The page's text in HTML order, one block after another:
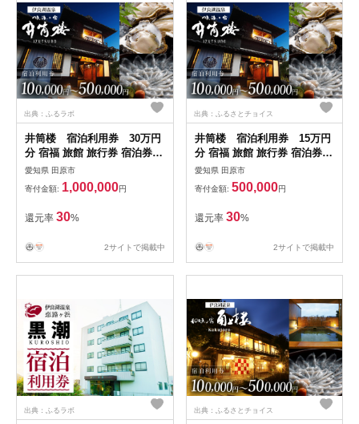
出典：ふるラボ
井筒楼 宿泊利用券 30万円
分 宿福 旅館 旅行券 宿泊券
観光 愛知県 田原市 老舗宿 モ
ダンレトロ 露天風呂 大浴場
伊良湖温泉 1000000円
愛知県 田原市
寄付金額: 1,000,000円
還元率 30%
2サイトで掲載中
出典：ふるさとチョイス
井筒楼 宿泊利用券 15万円
分 宿福 旅館 旅行券 宿泊券
観光 愛知県 田原市 老舗宿 モ
ダンレトロ 露天風呂 大浴場
伊良湖温泉 500000円
愛知県 田原市
寄付金額: 500,000円
還元率 30%
2サイトで掲載中
出典：ふるラボ 出典：ふるさとチョイス